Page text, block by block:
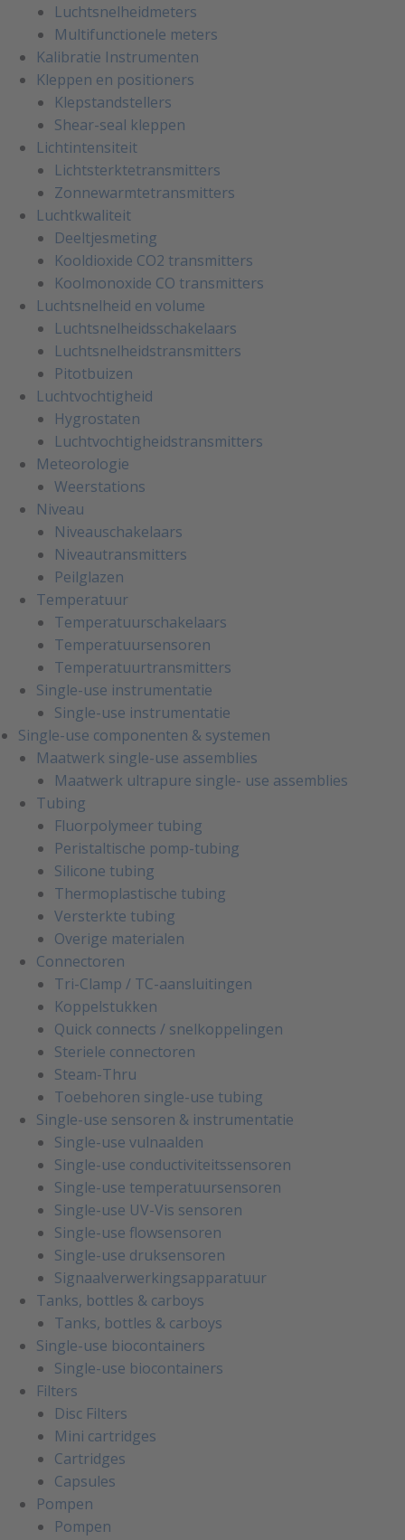
Luchtsnelheidmeters
Multifunctionele meters
Kalibratie Instrumenten
Kleppen en positioners
Klepstandstellers
Shear-seal kleppen
Lichtintensiteit
Lichtsterktetransmitters
Zonnewarmtetransmitters
Luchtkwaliteit
Deeltjesmeting
Kooldioxide CO2 transmitters
Koolmonoxide CO transmitters
Luchtsnelheid en volume
Luchtsnelheidsschakelaars
Luchtsnelheidstransmitters
Pitotbuizen
Luchtvochtigheid
Hygrostaten
Luchtvochtigheidstransmitters
Meteorologie
Weerstations
Niveau
Niveauschakelaars
Niveautransmitters
Peilglazen
Temperatuur
Temperatuurschakelaars
Temperatuursensoren
Temperatuurtransmitters
Single-use instrumentatie
Single-use instrumentatie
Single-use componenten & systemen
Maatwerk single-use assemblies
Maatwerk ultrapure single- use assemblies
Tubing
Fluorpolymeer tubing
Peristaltische pomp-tubing
Silicone tubing
Thermoplastische tubing
Versterkte tubing
Overige materialen
Connectoren
Tri-Clamp / TC-aansluitingen
Koppelstukken
Quick connects / snelkoppelingen
Steriele connectoren
Steam-Thru
Toebehoren single-use tubing
Single-use sensoren & instrumentatie
Single-use vulnaalden
Single-use conductiviteitssensoren
Single-use temperatuursensoren
Single-use UV-Vis sensoren
Single-use flowsensoren
Single-use druksensoren
Signaalverwerkingsapparatuur
Tanks, bottles & carboys
Tanks, bottles & carboys
Single-use biocontainers
Single-use biocontainers
Filters
Disc Filters
Mini cartridges
Cartridges
Capsules
Pompen
Pompen